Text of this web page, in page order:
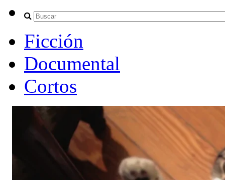
Ficción
Documental
Cortos